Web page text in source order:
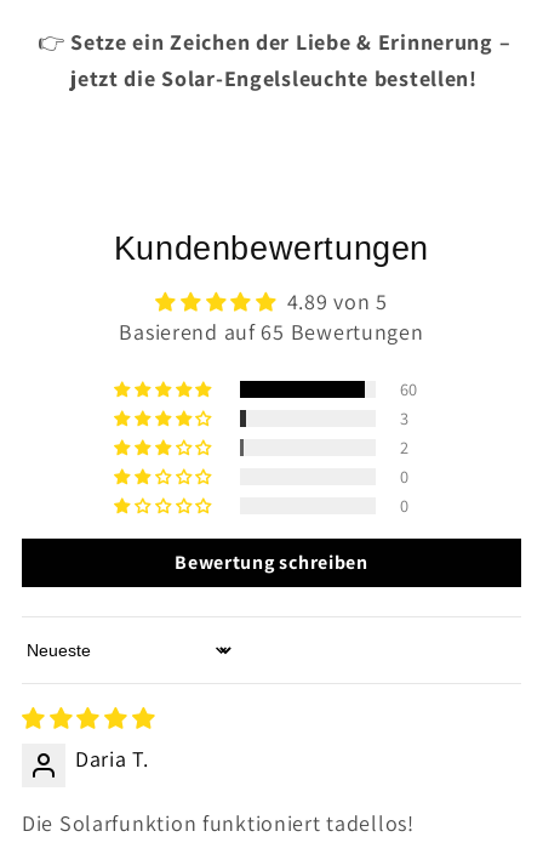
👉 Setze ein Zeichen der Liebe & Erinnerung –
jetzt die Solar-Engelsleuchte bestellen!
Kundenbewertungen
4.89 von 5
Basierend auf 65 Bewertungen
60
3
2
0
0
Bewertung schreiben
Sort by
Daria T.
Die Solarfunktion funktioniert tadellos!